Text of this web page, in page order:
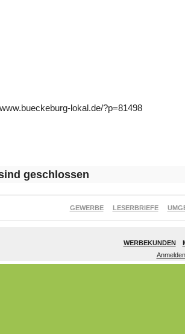
lokal.de/?p=81498
geschlossen
GEWERBE LESERBRIEFE
WERBEKUNDEN
Anmelden